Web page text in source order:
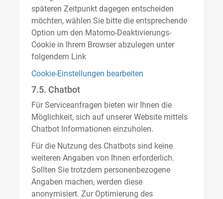
späteren Zeitpunkt dagegen entscheiden
möchten, wählen Sie bitte die entsprechende
Option um den Matomo-Deaktivierungs-
Cookie in Ihrem Browser abzulegen unter
folgendem Link
Cookie-Einstellungen bearbeiten
7.5. Chatbot
Für Serviceanfragen bieten wir Ihnen die
Möglichkeit, sich auf unserer Website mittels
Chatbot Informationen einzuholen.
Für die Nutzung des Chatbots sind keine
weiteren Angaben von Ihnen erforderlich.
Sollten Sie trotzdem personenbezogene
Angaben machen, werden diese
anonymisiert. Zur Optimierung des